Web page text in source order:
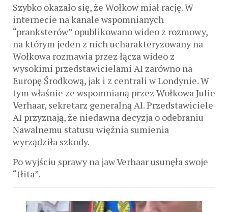
Szybko okazało się, że Wołkow miał rację. W
internecie na kanale wspomnianych
“pranksterów” opublikowano wideo z rozmowy,
na którym jeden z nich ucharakteryzowany na
Wołkowa rozmawia przez łącza wideo z
wysokimi przedstawicielami AI zarówno na
Europę Środkową, jak i z centrali w Londynie. W
tym właśnie ze wspomnianą przez Wołkowa Julie
Verhaar, sekretarz generalną AI. Przedstawiciele
AI przyznają, że niedawna decyzja o odebraniu
Nawalnemu statusu więźnia sumienia
wyrządziła szkody.
Po wyjściu sprawy na jaw Verhaar usunęła swoje
“tłita”.